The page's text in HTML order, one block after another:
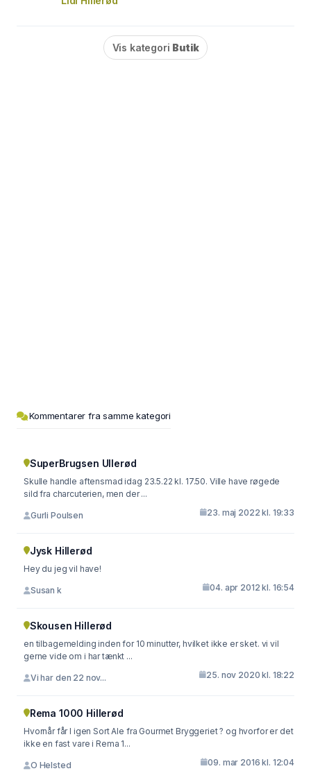
Vis kategori Butik
Kommentarer fra samme kategori
SuperBrugsen Ullerød
Skulle handle aftensmad idag 23.5.22 kl. 17.50. Ville have røgede
sild fra charcuterien, men der ...
Gurli Poulsen 23. maj 2022 kl. 19:33
Jysk Hillerød
Hey du jeg vil have!
Susan k 04. apr 2012 kl. 16:54
Skousen Hillerød
en tilbagemelding inden for 10 minutter, hvilket ikke er sket. vi vil
gerne vide om i har tænkt ...
Vi har den 22 nov... 25. nov 2020 kl. 18:22
Rema 1000 Hillerød
Hvornår får I igen Sort Ale fra Gourmet Bryggeriet ? og hvorfor er det
ikke en fast vare i Rema 1...
O Helsted 09. mar 2016 kl. 12:04